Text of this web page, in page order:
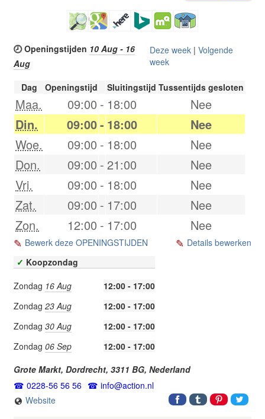
🕗 Openingstijden 10 Aug - 16
Aug
Deze week| Volgende
week
Dag Openingstijd Sluitingstijd Tussentijds gesloten
Maa. 09:00 - 18:00
Nee
Din.
09:00- 18:00
Nee
Woe.
09:00 - 18:00
Nee
Don.
09:00 - 21:00
Nee
Vri.
09:00 - 18:00
Nee
Zat.
09:00 - 17:00
Nee
Zon.
12:00 - 17:00 Nee
Bewerk deze OPENINGSTIJDEN
Details bewerken
✓ Koopzondag
Zondag 16 Aug
12:00 - 17:00
Zondag 23 Aug
12:00 - 17:00
Zondag 30 Aug
12:00 - 17:00
Zondag 06 Sep
12:00 - 17:00
Grote Markt, Dordrecht, 3311 BG, Nederland
0228-56 56 56
info@action.nl
Website